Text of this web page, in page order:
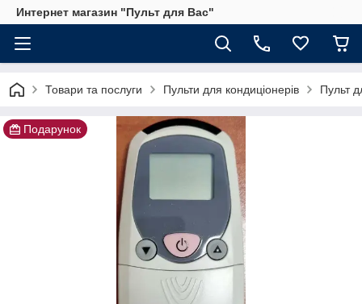
Интернет магазин "Пульт для Вас"
Товари та послуги Пульти для кондиціонерів Пульт
Подарунок